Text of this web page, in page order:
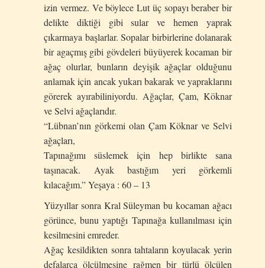
izin vermez. Ve böylece Lut üç sopayı beraber bir
delikte diktiği gibi sular ve hemen yaprak
çıkarmaya başlarlar. Sopalar birbirlerine dolanarak
bir agaçmış gibi gövdeleri büyüyerek kocaman bir
ağaç olurlar, bunların deyişik ağaçlar olduğunu
anlamak için ancak yukarı bakarak ve yapraklarını
görerek ayırabiliniyordu. Ağaçlar, Çam, Köknar
ve Selvi ağaçlarıdır.
“Lübnan’nın görkemi olan Çam Köknar ve Selvi
ağaçları,
Tapınağımı süslemek için hep birlikte sana
taşınacak. Ayak bastığım yeri görkemli
kılacağım.” Yeşaya : 60 – 13
Yüzyıllar sonra Kral Süleyman bu kocaman ağacı
görünce, bunu yaptığı Tapınağa kullanılması için
kesilmesini emreder.
Ağaç kesildikten sonra tahtaların koyulacak yerin
defalarca ölçülmesine rağmen bir türlü ölçülen